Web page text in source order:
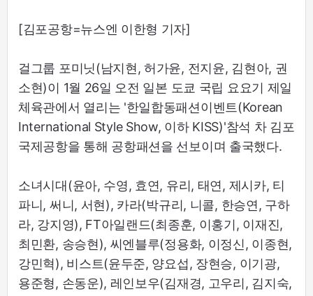
[김포공항=뉴스엔 이한형 기자]
걸그룹 포미닛(남지현, 허가윤, 전지윤, 김현아, 권
소현)이 1월 26일 오전 일본 도쿄 국립 요요기 제일
체육관에서 열리는 '한일합동패션이벤트(Korean
International Style Show, 이하 KISS)'참석 차 김포
국제공항을 통해 공항패션을 선보이며 출국했다.
소녀시대(윤아, 수영, 효연, 유리, 태연, 제시카, 티
파니, 써니, 서현), 카라(박규리, 니콜, 한승연, 구하
라, 강지영), FT아일랜드(최종훈, 이홍기, 이재진,
최민환, 송승현), 씨엔블루(정용화, 이정신, 이종현,
강민혁), 비스트(윤두준, 양요섭, 장현승, 이기광,
용준형, 손동운), 레인보우(김재경, 고우리, 김지숙,